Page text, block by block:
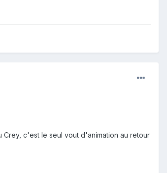
c'est le seul vout d'animation au retour